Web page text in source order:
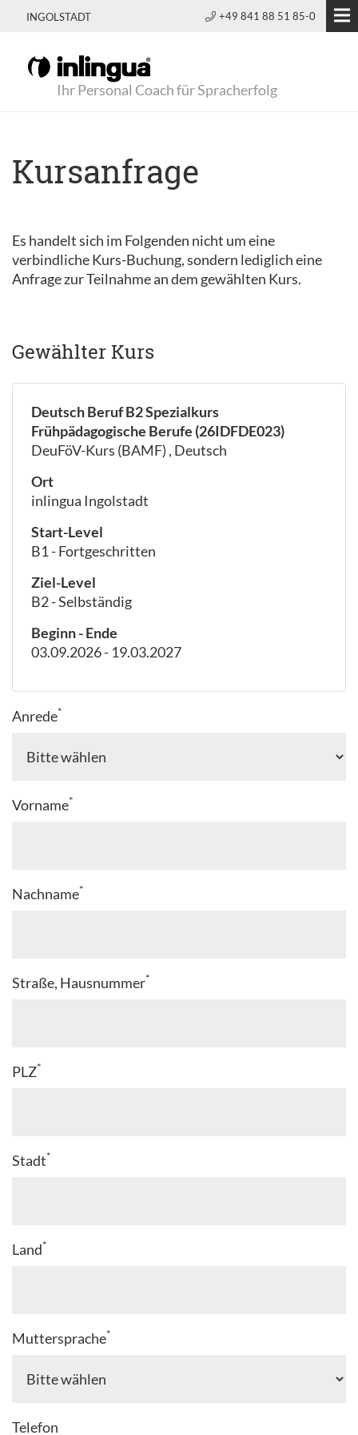
INGOLSTADT +49 841 88 51 85-0
Ihr Personal Coach für Spracherfolg
Kursanfrage
Es handelt sich im Folgenden nicht um eine
verbindliche Kurs-Buchung, sondern lediglich eine
Anfrage zur Teilnahme an dem gewählten Kurs.
Gewählter Kurs
Deutsch Beruf B2 Spezialkurs
Frühpädagogische Berufe (26IDFDE023)
DeuFöV-Kurs (BAMF) , Deutsch
Ort
inlingua Ingolstadt
Start-Level
B1 - Fortgeschritten
Ziel-Level
B2 - Selbständig
Beginn - Ende
03.09.2026 - 19.03.2027
Anrede*
Vorname*
Nachname*
Straße, Hausnummer*
PLZ*
Stadt*
Land*
Muttersprache*
Telefon